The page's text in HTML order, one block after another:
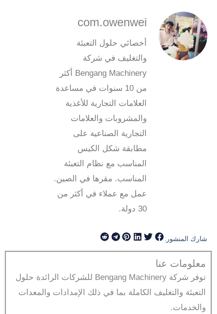
com.owenwei
أخصائي حلول التعبئة
والتغليف في شركة
Bengang Machinery أكثر
من 10 سنوات في مساعدة
العلامات التجارية للأغذية
والمشروبات والعلامات
التجارية الصناعية على
مطابقة شكل الكيس
المناسب مع نظام التعبئة
المناسب. مقرها في الصين.
عمل مع عملاء في أكثر من
30 دولة.
شارك المنشور:
معلومات عنا
توفر شركة Bengang Machinery للشركات الرائدة حلول
التعبئة والتغليف الكاملة بما في ذلك الإمدادات والمعدات
والخدمات.